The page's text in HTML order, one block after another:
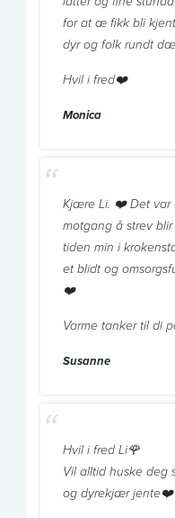
for at æ fikk bli
dyr og folk rundt
Hvil i fred❤️
Monica
Kjære Li. ❤️ Det var
motgang å strev
tiden min i
et blidt og
❤️
Varme tanker til di
Susanne
Hvil i fred Li🌹
Vil alltid huske deg
og dyrekjær jente❤️